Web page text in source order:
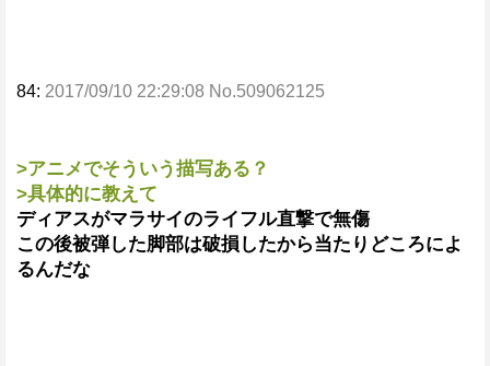
84: 2017/09/10 22:29:08 No.509062125
>アニメでそういう描写ある？
>具体的に教えて
ディアスがマラサイのライフル直撃で無傷
この後被弾した脚部は破損したから当たりどころによ
るんだな